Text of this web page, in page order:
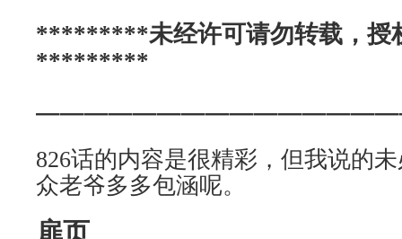
*********未经许可请勿转载，授
*********
826话的内容是很精彩，但我说的
众老爷多多包涵呢。
扉页